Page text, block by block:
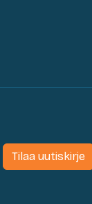
Tilaa uutiskirje